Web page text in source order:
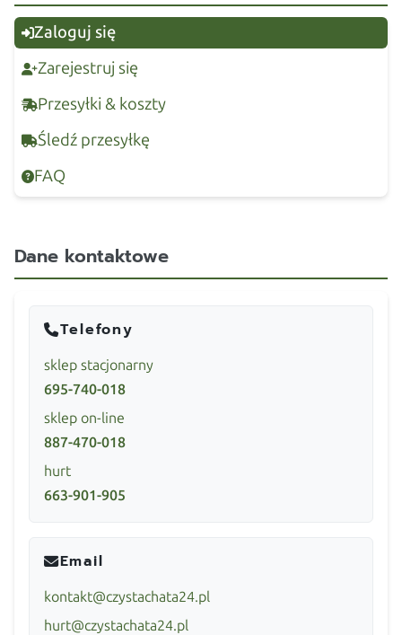
Zaloguj się
Zarejestruj się
Przesyłki & koszty
Śledź przesyłkę
FAQ
Dane kontaktowe
Telefony
sklep stacjonarny
695-740-018
sklep on-line
887-470-018
hurt
663-901-905
Email
kontakt@czystachata24.pl
hurt@czystachata24.pl